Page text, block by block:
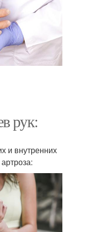
рук:
и внутренних